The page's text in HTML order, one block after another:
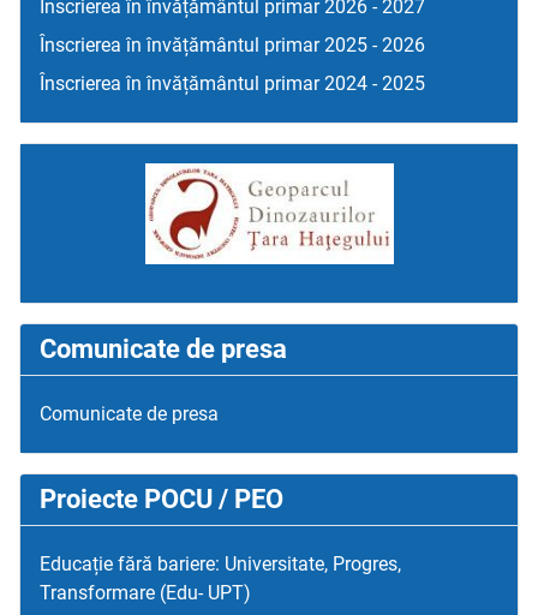
Înscrierea în învățământul primar 2026 - 2027
Înscrierea în învățământul primar 2025 - 2026
Înscrierea în învățământul primar 2024 - 2025
Comunicate de presa
Comunicate de presa
Proiecte POCU / PEO
Educație fără bariere: Universitate, Progres,
Transformare (Edu- UPT)